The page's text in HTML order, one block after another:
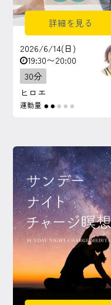
詳細を見る
2026/6/14(日)
19:30〜20:00
30分
ヒロエ
運動量 ● ● ● ● ●